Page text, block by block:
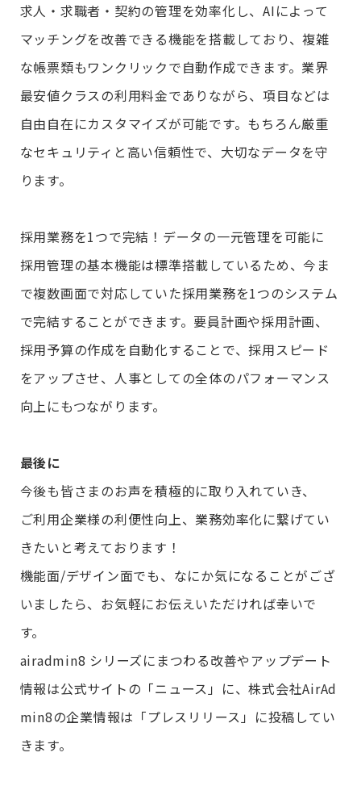
求人・求職者・契約の管理を効率化し、AIによって
マッチングを改善できる機能を搭載しており、複雑
な帳票類もワンクリックで自動作成できます。業界
最安値クラスの利用料金でありながら、項目などは
自由自在にカスタマイズが可能です。もちろん厳重
なセキュリティと高い信頼性で、大切なデータを守
ります。
採用業務を1つで完結！データの一元管理を可能に
採用管理の基本機能は標準搭載しているため、今ま
で複数画面で対応していた採用業務を1つのシステム
で完結することができます。要員計画や採用計画、
採用予算の作成を自動化することで、採用スピード
をアップさせ、人事としての全体のパフォーマンス
向上にもつながります。
最後に
今後も皆さまのお声を積極的に取り入れていき、
ご利用企業様の利便性向上、業務効率化に繋げてい
きたいと考えております！
機能面/デザイン面でも、なにか気になることがござ
いましたら、お気軽にお伝えいただければ幸いで
す。
airadmin8 シリーズにまつわる改善やアップデート
情報は公式サイトの「ニュース」に、株式会社AirAd
min8の企業情報は「プレスリリース」に投稿してい
きます。